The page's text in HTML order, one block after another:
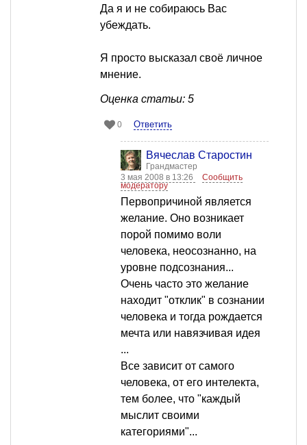
Да я и не собираюсь Вас
убеждать.
Я просто высказал своё личное
мнение.
Оценка статьи: 5
0 Ответить
Вячеслав Старостин
Грандмастер
3 мая 2008 в 13:26
Сообщить
модератору
Первопричиной является
желание. Оно возникает
порой помимо воли
человека, неосознанно, на
уровне подсознания...
Очень часто это желание
находит "отклик" в сознании
человека и тогда рождается
мечта или навязчивая идея
...
Все зависит от самого
человека, от его интелекта,
тем более, что "каждый
мыслит своими
категориями"...